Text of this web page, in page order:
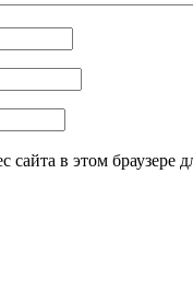
сайта в этом